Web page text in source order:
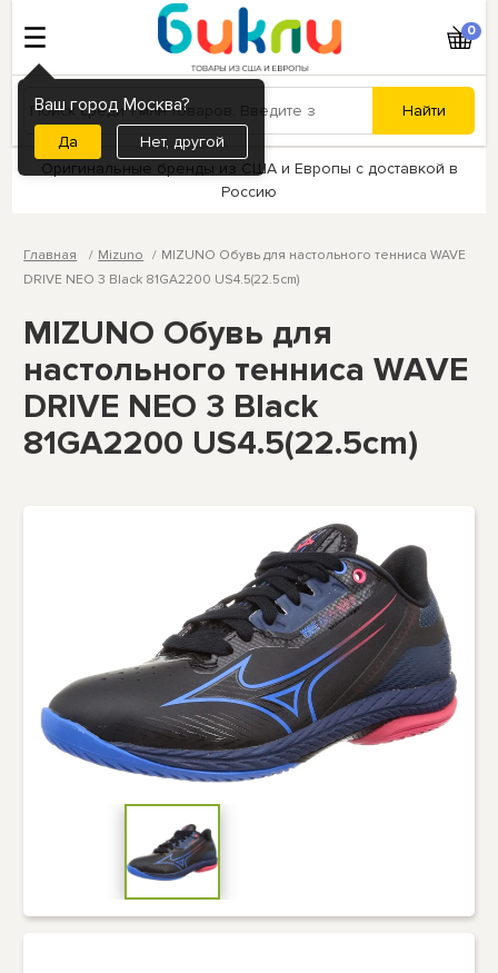
Ваш город Москва?
Нет, другой
0
Оригинальные бренды из США и Европы с доставкой в
Россию
Главная Mizuno
MIZUNO Обувь для настольного тенниса WAVE
DRIVE NEO 3 Black 81GA2200 US4.5(22.5cm)
MIZUNO Обувь для
настольного тенниса WAVE
DRIVE NEO 3 Black
81GA2200 US4.5(22.5cm)